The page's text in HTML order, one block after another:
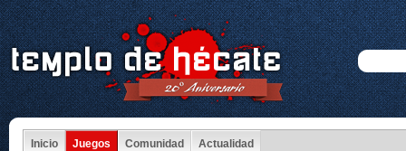
Inicio Juegos Comunidad Actualidad